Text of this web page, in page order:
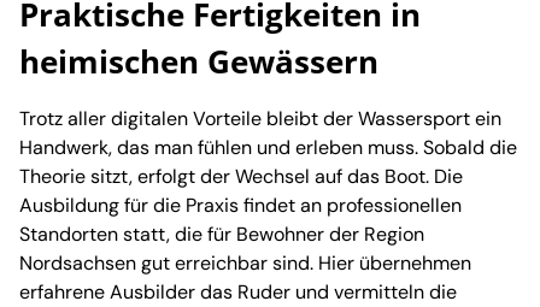
Praktische Fertigkeiten in
heimischen Gewässern
Trotz aller digitalen Vorteile bleibt der Wassersport ein
Handwerk, das man fühlen und erleben muss. Sobald die
Theorie sitzt, erfolgt der Wechsel auf das Boot. Die
Ausbildung für die Praxis findet an professionellen
Standorten statt, die für Bewohner der Region
Nordsachsen gut erreichbar sind. Hier übernehmen
erfahrene Ausbilder das Ruder und vermitteln die